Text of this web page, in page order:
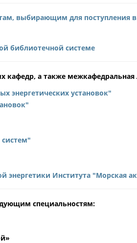
выбирающим для
библиотечной системе
кафедр, а также межкафедральная
энергетических установок"
энергетики Института "Морская
специальностям: